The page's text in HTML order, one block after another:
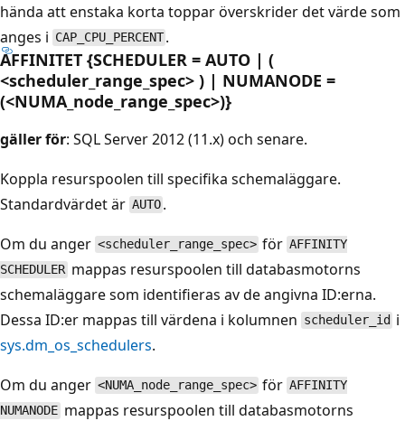
hända att enstaka korta toppar överskrider det värde som
anges i CAP_CPU_PERCENT .
AFFINITET {SCHEDULER = AUTO | (
<scheduler_range_spec> ) | NUMANODE =
(<NUMA_node_range_spec>)}
gäller för: SQL Server 2012 (11.x) och senare.
Koppla resurspoolen till specifika schemaläggare.
Standardvärdet är AUTO .
Om du anger <scheduler_range_spec> för AFFINITY
SCHEDULER mappas resurspoolen till databasmotorns
schemaläggare som identifieras av de angivna ID:erna.
Dessa ID:er mappas till värdena i kolumnen scheduler_id i
sys.dm_os_schedulers.
Om du anger <NUMA_node_range_spec> för AFFINITY
NUMANODE mappas resurspoolen till databasmotorns